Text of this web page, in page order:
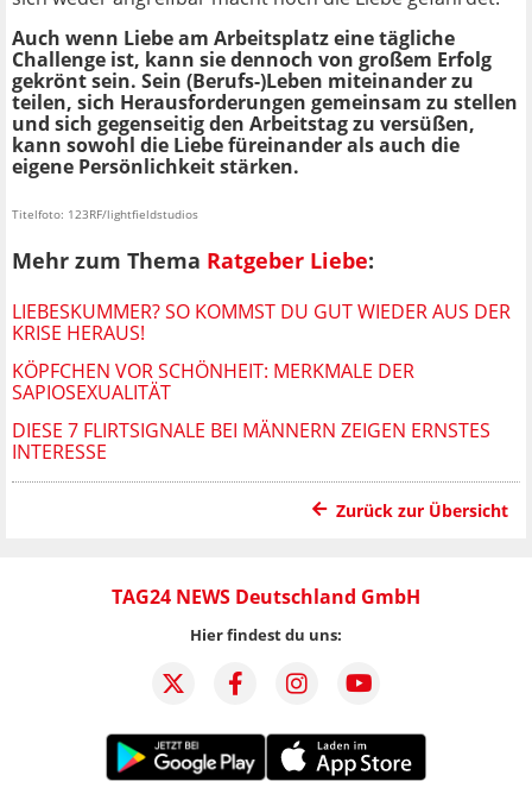
Auch wenn Liebe am Arbeitsplatz eine tägliche
Challenge ist, kann sie dennoch von großem Erfolg
gekrönt sein. Sein (Berufs-)Leben miteinander zu
teilen, sich Herausforderungen gemeinsam zu stellen
und sich gegenseitig den Arbeitstag zu versüßen,
kann sowohl die Liebe füreinander als auch die
eigene Persönlichkeit stärken.
Titelfoto: 123RF/lightfieldstudios
Mehr zum Thema Ratgeber Liebe:
LIEBESKUMMER? SO KOMMST DU GUT WIEDER AUS DER
KRISE HERAUS!
KÖPFCHEN VOR SCHÖNHEIT: MERKMALE DER
SAPIOSEXUALITÄT
DIESE 7 FLIRTSIGNALE BEI MÄNNERN ZEIGEN ERNSTES
INTERESSE
Zurück zur Übersicht
TAG24 NEWS Deutschland GmbH
Hier findest du uns: